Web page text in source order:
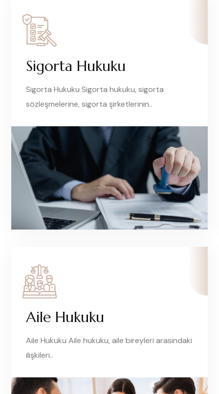
Sigorta Hukuku
Sigorta Hukuku Sigorta hukuku, sigorta
sözleşmelerine, sigorta şirketlerinin..
Aile Hukuku
Aile Hukuku Aile hukuku, aile bireyleri arasındaki
ilişkileri..